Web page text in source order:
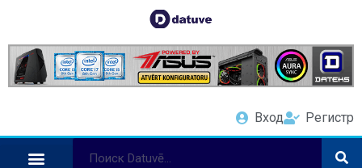
Вход Регистр